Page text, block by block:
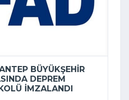
BÜYÜKŞEHIR
DEPREM
IMZALANDI